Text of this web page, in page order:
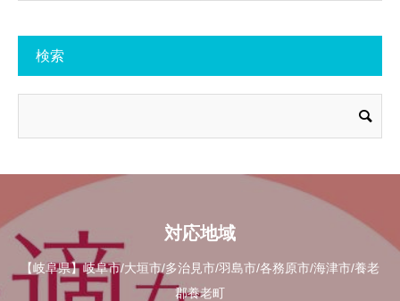
検索
対応地域
【岐阜県】岐阜市/大垣市/多治見市/羽島市/各務原市/海津市/養老
郡養老町